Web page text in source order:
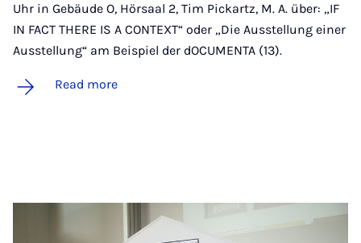
Uhr in Gebäude O, Hörsaal 2, Tim Pickartz, M. A. über: „IF
IN FACT THERE IS A CONTEXT“ oder „Die Ausstellung einer
Ausstellung“ am Beispiel der dOCUMENTA (13).
Read more